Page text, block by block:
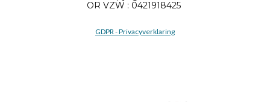
OR VZW : 0421918425
GDPR - Privacyverklaring